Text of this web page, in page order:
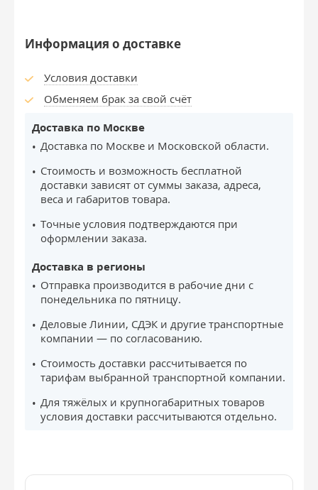
Информация о доставке
Условия доставки
Обменяем брак за свой счёт
Доставка по Москве
Доставка по Москве и Московской области.
Стоимость и возможность бесплатной
доставки зависят от суммы заказа, адреса,
веса и габаритов товара.
Точные условия подтверждаются при
оформлении заказа.
Доставка в регионы
Отправка производится в рабочие дни с
понедельника по пятницу.
Деловые Линии, СДЭК и другие транспортные
компании — по согласованию.
Стоимость доставки рассчитывается по
тарифам выбранной транспортной компании.
Для тяжёлых и крупногабаритных товаров
условия доставки рассчитываются отдельно.